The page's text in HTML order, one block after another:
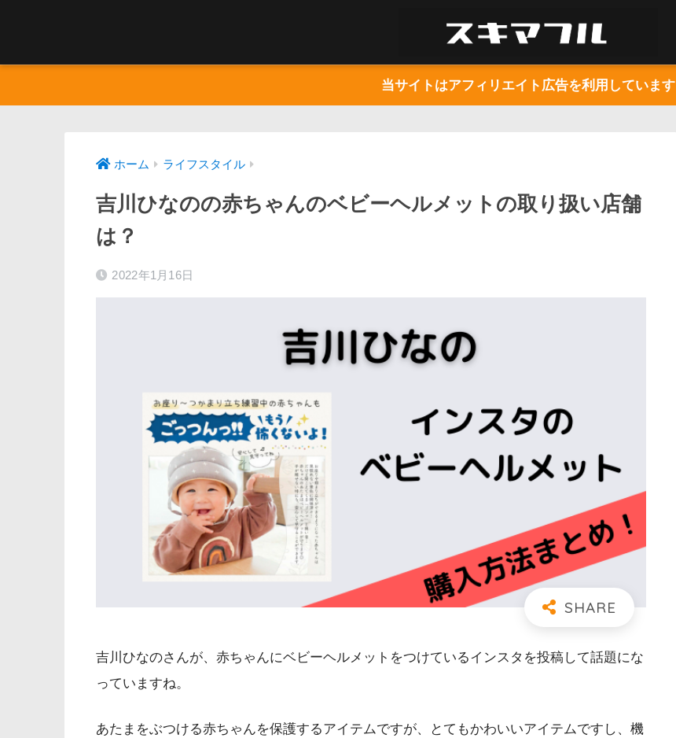
当サイトはアフィリエイト広告を利用しています
ホーム ライフスタイル
吉川ひなのの赤ちゃんのベビーヘルメットの取り扱い店舗
は？
2022年1月16日
吉川ひなのさんが、赤ちゃんにベビーヘルメットをつけているインスタを投稿して話題にな
っていますね。
あたまをぶつける赤ちゃんを保護するアイテムですが、とてもかわいいアイテムですし、機